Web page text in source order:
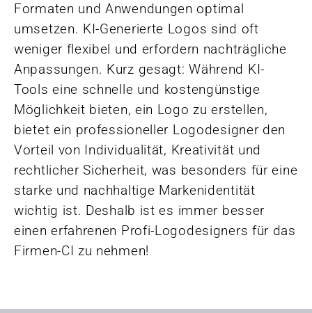
Formaten und Anwendungen optimal
umsetzen. KI-Generierte Logos sind oft
weniger flexibel und erfordern nachträgliche
Anpassungen. Kurz gesagt: Während KI-
Tools eine schnelle und kostengünstige
Möglichkeit bieten, ein Logo zu erstellen,
bietet ein professioneller Logodesigner den
Vorteil von Individualität, Kreativität und
rechtlicher Sicherheit, was besonders für eine
starke und nachhaltige Markenidentität
wichtig ist. Deshalb ist es immer besser
einen erfahrenen Profi-Logodesigners für das
Firmen-CI zu nehmen!